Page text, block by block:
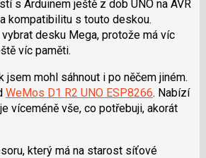
s Arduinem ještě z dob UNO na AVR
kompatibilitu s touto deskou.
desku Mega, protože má víc
víc paměti.
jsem mohl sáhnout i po něčem jiném.
WeMos D1 R2 UNO ESP8266. Nabízí
víceméně vše, co potřebuji, akorát
který má na starost síťové